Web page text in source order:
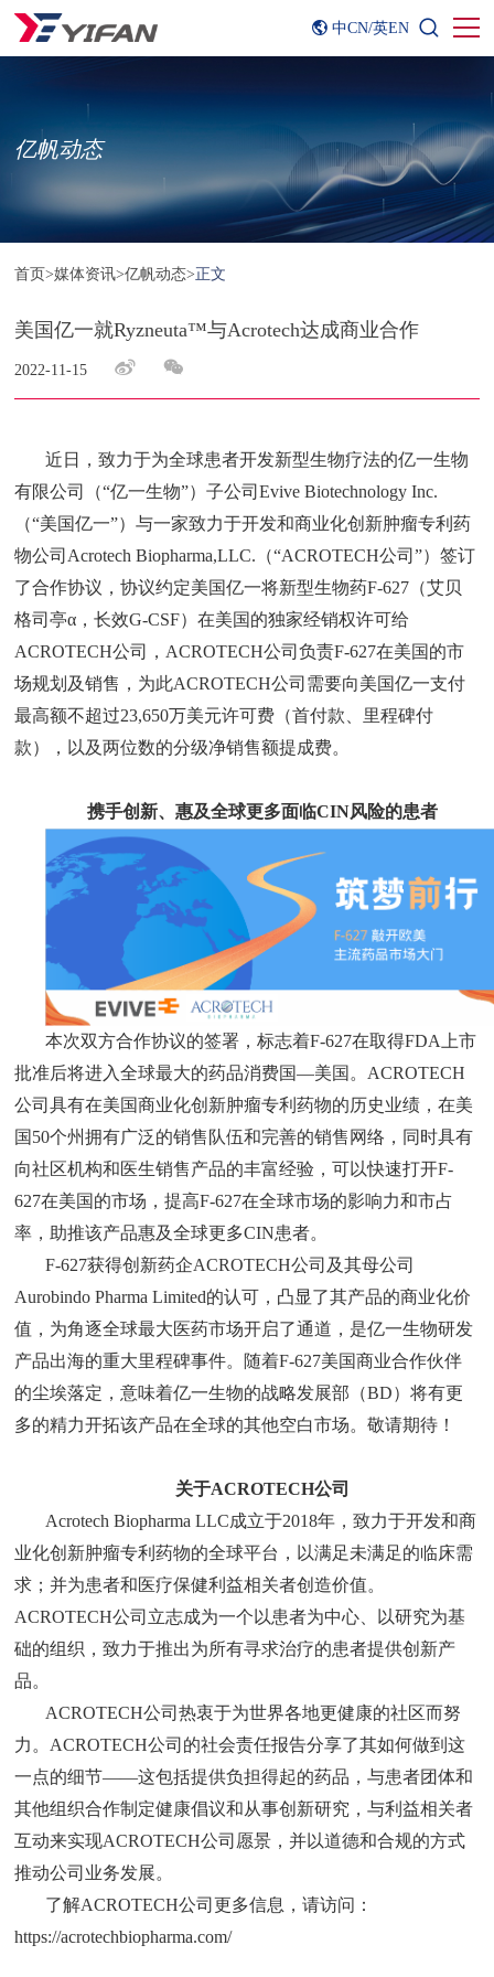
中CN/英EN
亿帆动态
首页>媒体资讯>亿帆动态>正文
美国亿一就Ryzneuta™与Acrotech达成商业合作
2022-11-15
近日，致力于为全球患者开发新型生物疗法的亿一生物
有限公司（“亿一生物”）子公司Evive Biotechnology Inc.
（“美国亿一”）与一家致力于开发和商业化创新肿瘤专利药
物公司Acrotech Biopharma,LLC.（“ACROTECH公司”）签订
了合作协议，协议约定美国亿一将新型生物药F-627（艾贝
格司亭α，长效G-CSF）在美国的独家经销权许可给
ACROTECH公司，ACROTECH公司负责F-627在美国的市
场规划及销售，为此ACROTECH公司需要向美国亿一支付
最高额不超过23,650万美元许可费（首付款、里程碑付
款），以及两位数的分级净销售额提成费。
携手创新、惠及全球更多面临CIN风险的患者
本次双方合作协议的签署，标志着F-627在取得FDA上市
批准后将进入全球最大的药品消费国—美国。ACROTECH
公司具有在美国商业化创新肿瘤专利药物的历史业绩，在美
国50个州拥有广泛的销售队伍和完善的销售网络，同时具有
向社区机构和医生销售产品的丰富经验，可以快速打开F-
627在美国的市场，提高F-627在全球市场的影响力和市占
率，助推该产品惠及全球更多CIN患者。
F-627获得创新药企ACROTECH公司及其母公司
Aurobindo Pharma Limited的认可，凸显了其产品的商业化价
值，为角逐全球最大医药市场开启了通道，是亿一生物研发
产品出海的重大里程碑事件。随着F-627美国商业合作伙伴
的尘埃落定，意味着亿一生物的战略发展部（BD）将有更
多的精力开拓该产品在全球的其他空白市场。敬请期待！
关于ACROTECH公司
Acrotech Biopharma LLC成立于2018年，致力于开发和商
业化创新肿瘤专利药物的全球平台，以满足未满足的临床需
求；并为患者和医疗保健利益相关者创造价值。
ACROTECH公司立志成为一个以患者为中心、以研究为基
础的组织，致力于推出为所有寻求治疗的患者提供创新产
品。
ACROTECH公司热衷于为世界各地更健康的社区而努
力。ACROTECH公司的社会责任报告分享了其如何做到这
一点的细节——这包括提供负担得起的药品，与患者团体和
其他组织合作制定健康倡议和从事创新研究，与利益相关者
互动来实现ACROTECH公司愿景，并以道德和合规的方式
推动公司业务发展。
了解ACROTECH公司更多信息，请访问：
https://acrotechbiopharma.com/